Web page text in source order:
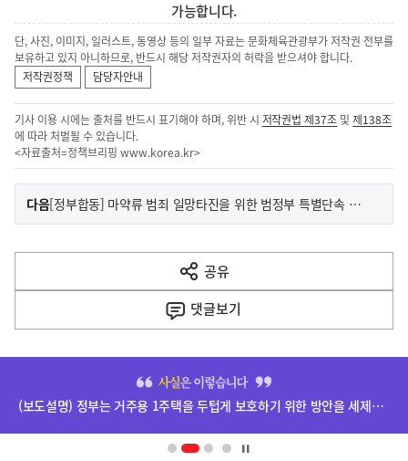
가능합니다.
단, 사진, 이미지, 일러스트, 동영상 등의 일부 자료는 문화체육관광부가 저작권 전부를
보유하고 있지 아니하므로, 반드시 해당 저작권자의 허락을 받으셔야 합니다.
저작권정책
담당자안내
기사 이용 시에는 출처를 반드시 표기해야 하며, 위반 시 저작권법 제37조 및제138조
에 따라 처벌될 수 있습니다.
<자료출처=정책브리핑 www.korea.kr>
이
전
다
음
다음기
사
[정부합동] 마약류 범죄 일망타진을 위한 범정부 특별단속 실시
공유
열
기
댓글보기
(보도설명) 정부는 거주용 1주택을 두텁게 보호하기 위한 방안을 세제개편안에 담았습니다.